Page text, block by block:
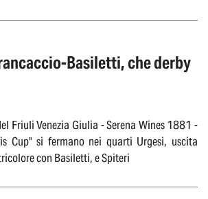
Basiletti, che derby
Friuli Venezia Giulia - Serena Wines 1881 -
Cup" si fermano nei quarti Urgesi, uscita
con Basiletti, e Spiteri